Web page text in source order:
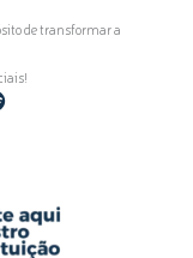
de transformar a